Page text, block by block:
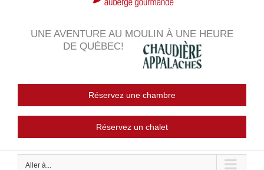
UNE AVENTURE AU MOULIN À UNE HEURE
DE QUÉBEC!
Réservez une chambre
Réservez un chalet
Aller à...